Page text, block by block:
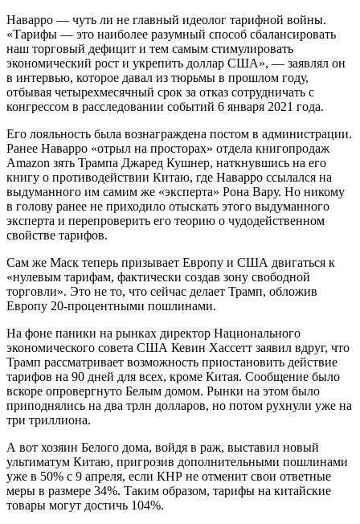
Наварро — чуть ли не главный идеолог тарифной войны.
«Тарифы — это наиболее разумный способ сбалансировать
наш торговый дефицит и тем самым стимулировать
экономический рост и укрепить доллар США», — заявлял он
в интервью, которое давал из тюрьмы в прошлом году,
отбывая четырехмесячный срок за отказ сотрудничать с
конгрессом в расследовании событий 6 января 2021 года.
Его лояльность была вознаграждена постом в администрации.
Ранее Наварро «отрыл на просторах» отдела книгопродаж
Amazon зять Трампа Джаред Кушнер, наткнувшись на его
книгу о противодействии Китаю, где Наварро ссылался на
выдуманного им самим же «эксперта» Рона Вару. Но никому
в голову ранее не приходило отыскать этого выдуманного
эксперта и перепроверить его теорию о чудодейственном
свойстве тарифов.
Сам же Маск теперь призывает Европу и США двигаться к
«нулевым тарифам, фактически создав зону свободной
торговли». Это не то, что сейчас делает Трамп, обложив
Европу 20-процентными пошлинами.
На фоне паники на рынках директор Национального
экономического совета США Кевин Хассетт заявил вдруг, что
Трамп рассматривает возможность приостановить действие
тарифов на 90 дней для всех, кроме Китая. Сообщение было
вскоре опровергнуто Белым домом. Рынки на этом было
приподнялись на два трлн долларов, но потом рухнули уже на
три триллиона.
А вот хозяин Белого дома, войдя в раж, выставил новый
ультиматум Китаю, пригрозив дополнительными пошлинами
уже в 50% с 9 апреля, если КНР не отменит свои ответные
меры в размере 34%. Таким образом, тарифы на китайские
товары могут достичь 104%.